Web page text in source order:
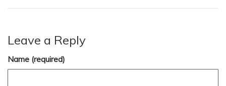
Leave a Reply
Name (required)